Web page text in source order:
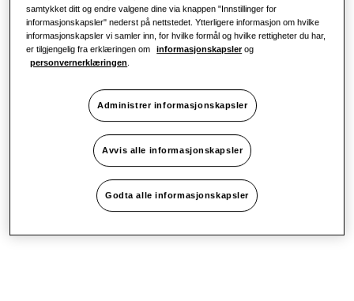
samtykket ditt og endre valgene dine via knappen "Innstillinger for
informasjonskapsler" nederst på nettstedet. Ytterligere informasjon om hvilke
informasjonskapsler vi samler inn, for hvilke formål og hvilke rettigheter du har,
er tilgjengelig fra erklæringen om informasjonskapsler og
personvernerklæringen
Administrer informasjonskapsler
Avvis alle informasjonskapsler
Godta alle informasjonskapsler